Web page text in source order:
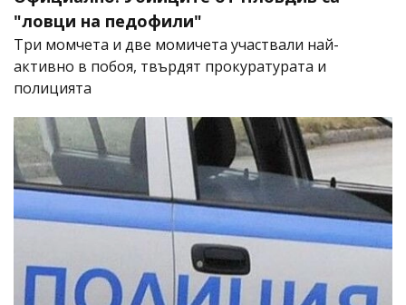
"ловци на педофили"
Три момчета и две момичета участвали най-
активно в побоя, твърдят прокуратурата и
полицията